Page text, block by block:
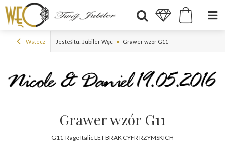
Wstecz Jesteś tu: Jubiler Węc Grawer wzór G11
Grawer wzór G11
G11-Rage Italic LET BRAK CYFR RZYMSKICH